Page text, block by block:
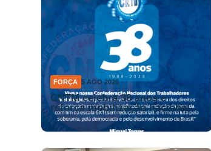
FORÇA 5 AGO 2026
CNTM celebra 38 anos e
reforça mobilização nacional